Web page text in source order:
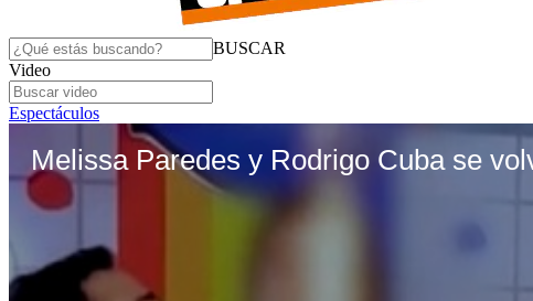
BUSCAR
Video
Espectáculos
Melissa Paredes y Rodrigo Cuba se